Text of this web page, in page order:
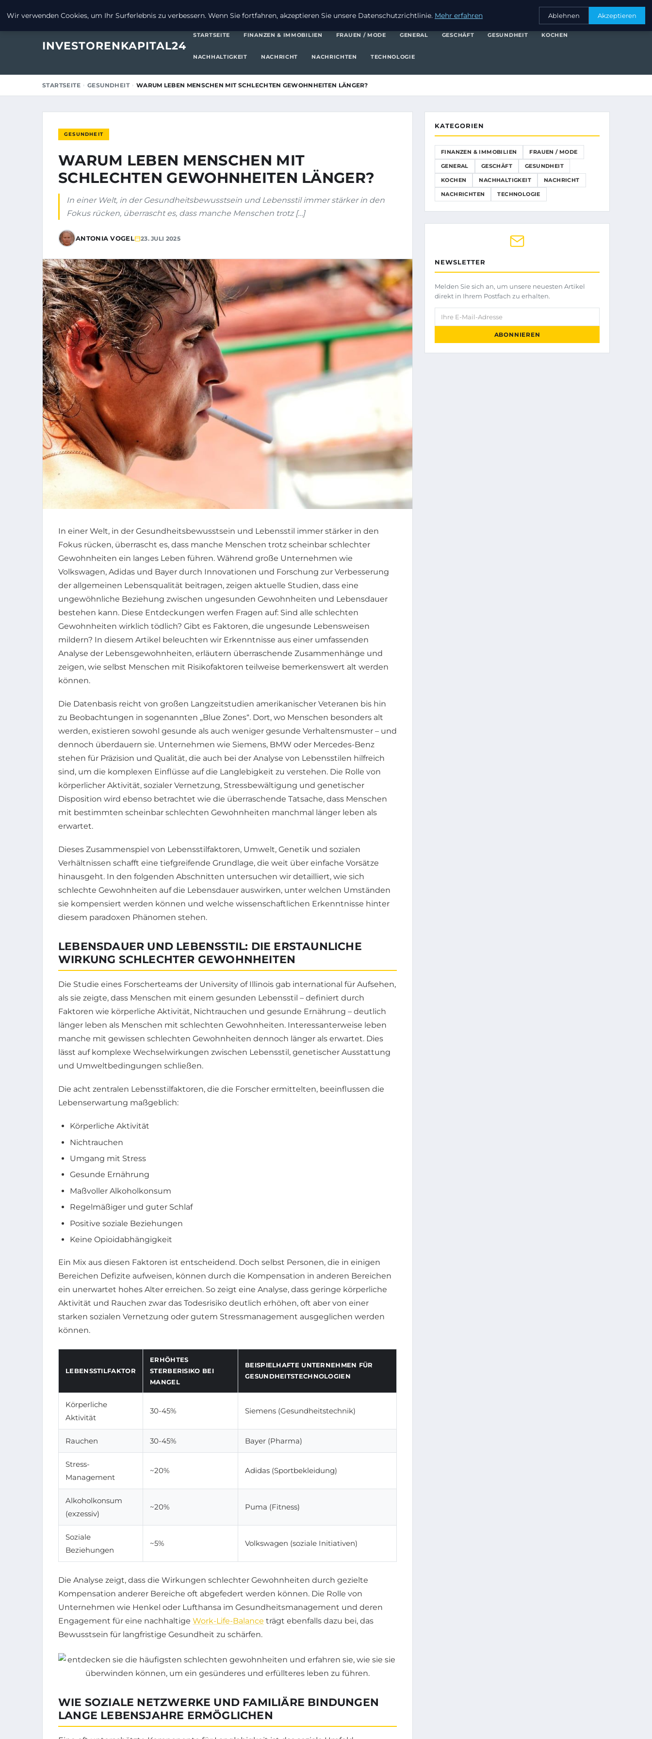
FRAUEN / MODEGENERALGESCHÄFT
INVESTORENKAPITAL24
STARTSEITE FINANZEN & IMMOBILIEN FRAUEN / MODE GENERAL GESCHÄFT GESUNDHEIT KOCHEN
NACHHALTIGKEIT NACHRICHT NACHRICHTEN TECHNOLOGIE
STARTSEITE GESUNDHEIT WARUM LEBEN MENSCHEN MIT SCHLECHTEN GEWOHNHEITEN LÄNGER?
GESUNDHEIT
WARUM LEBEN MENSCHEN MIT
SCHLECHTEN GEWOHNHEITEN LÄNGER?
In einer Welt, in der Gesundheitsbewusstsein und Lebensstil immer stärker in den
Fokus rücken, überrascht es, dass manche Menschen trotz […]
ANTONIA VOGEL 23. JULI 2025
In einer Welt, in der Gesundheitsbewusstsein und Lebensstil immer stärker in den
Fokus rücken, überrascht es, dass manche Menschen trotz scheinbar schlechter
Gewohnheiten ein langes Leben führen. Während große Unternehmen wie
Volkswagen, Adidas und Bayer durch Innovationen und Forschung zur Verbesserung
der allgemeinen Lebensqualität beitragen, zeigen aktuelle Studien, dass eine
ungewöhnliche Beziehung zwischen ungesunden Gewohnheiten und Lebensdauer
bestehen kann. Diese Entdeckungen werfen Fragen auf: Sind alle schlechten
Gewohnheiten wirklich tödlich? Gibt es Faktoren, die ungesunde Lebensweisen
mildern? In diesem Artikel beleuchten wir Erkenntnisse aus einer umfassenden
Analyse der Lebensgewohnheiten, erläutern überraschende Zusammenhänge und
zeigen, wie selbst Menschen mit Risikofaktoren teilweise bemerkenswert alt werden
können.
Die Datenbasis reicht von großen Langzeitstudien amerikanischer Veteranen bis hin
zu Beobachtungen in sogenannten „Blue Zones“. Dort, wo Menschen besonders alt
werden, existieren sowohl gesunde als auch weniger gesunde Verhaltensmuster – und
dennoch überdauern sie. Unternehmen wie Siemens, BMW oder Mercedes-Benz
stehen für Präzision und Qualität, die auch bei der Analyse von Lebensstilen hilfreich
sind, um die komplexen Einflüsse auf die Langlebigkeit zu verstehen. Die Rolle von
körperlicher Aktivität, sozialer Vernetzung, Stressbewältigung und genetischer
Disposition wird ebenso betrachtet wie die überraschende Tatsache, dass Menschen
mit bestimmten scheinbar schlechten Gewohnheiten manchmal länger leben als
erwartet.
Dieses Zusammenspiel von Lebensstilfaktoren, Umwelt, Genetik und sozialen
Verhältnissen schafft eine tiefgreifende Grundlage, die weit über einfache Vorsätze
hinausgeht. In den folgenden Abschnitten untersuchen wir detailliert, wie sich
schlechte Gewohnheiten auf die Lebensdauer auswirken, unter welchen Umständen
sie kompensiert werden können und welche wissenschaftlichen Erkenntnisse hinter
diesem paradoxen Phänomen stehen.
LEBENSDAUER UND LEBENSSTIL: DIE ERSTAUNLICHE
WIRKUNG SCHLECHTER GEWOHNHEITEN
Die Studie eines Forscherteams der University of Illinois gab international für Aufsehen,
als sie zeigte, dass Menschen mit einem gesunden Lebensstil – definiert durch
Faktoren wie körperliche Aktivität, Nichtrauchen und gesunde Ernährung – deutlich
länger leben als Menschen mit schlechten Gewohnheiten. Interessanterweise leben
manche mit gewissen schlechten Gewohnheiten dennoch länger als erwartet. Dies
lässt auf komplexe Wechselwirkungen zwischen Lebensstil, genetischer Ausstattung
und Umweltbedingungen schließen.
Die acht zentralen Lebensstilfaktoren, die die Forscher ermittelten, beeinflussen die
Lebenserwartung maßgeblich:
Körperliche Aktivität
Nichtrauchen
Umgang mit Stress
Gesunde Ernährung
Maßvoller Alkoholkonsum
Regelmäßiger und guter Schlaf
Positive soziale Beziehungen
Keine Opioidabhängigkeit
Ein Mix aus diesen Faktoren ist entscheidend. Doch selbst Personen, die in einigen
Bereichen Defizite aufweisen, können durch die Kompensation in anderen Bereichen
ein unerwartet hohes Alter erreichen. So zeigt eine Analyse, dass geringe körperliche
Aktivität und Rauchen zwar das Todesrisiko deutlich erhöhen, oft aber von einer
starken sozialen Vernetzung oder gutem Stressmanagement ausgeglichen werden
können.
LEBENSSTILFAKTOR
ERHÖHTES
STERBERISIKO BEI
MANGEL
BEISPIELHAFTE UNTERNEHMEN FÜR
GESUNDHEITSTECHNOLOGIEN
Körperliche
Aktivität
30-45% Siemens (Gesundheitstechnik)
Rauchen 30-45% Bayer (Pharma)
Stress-
Management
~20% Adidas (Sportbekleidung)
Alkoholkonsum
(exzessiv)
~20% Puma (Fitness)
Soziale
Beziehungen
~5% Volkswagen (soziale Initiativen)
Die Analyse zeigt, dass die Wirkungen schlechter Gewohnheiten durch gezielte
Kompensation anderer Bereiche oft abgefedert werden können. Die Rolle von
Unternehmen wie Henkel oder Lufthansa im Gesundheitsmanagement und deren
Engagement für eine nachhaltige Work-Life-Balance trägt ebenfalls dazu bei, das
Bewusstsein für langfristige Gesundheit zu schärfen.
WIE SOZIALE NETZWERKE UND FAMILIÄRE BINDUNGEN
LANGE LEBENSJAHRE ERMÖGLICHEN
KATEGORIEN
FINANZEN & IMMOBILIEN FRAUEN / MODE
GENERAL GESCHÄFT GESUNDHEIT
KOCHEN NACHHALTIGKEIT NACHRICHT
NACHRICHTEN TECHNOLOGIE
NEWSLETTER
Melden Sie sich an, um unsere neuesten Artikel
direkt in Ihrem Postfach zu erhalten.
Ihre E-Mail-Adresse
ABONNIEREN
Wir verwenden Cookies, um Ihr Surferlebnis zu verbessern. Wenn Sie fortfahren, akzeptieren Sie unsere Datenschutzrichtlinie. Mehr erfahren Ablehnen Akzeptieren